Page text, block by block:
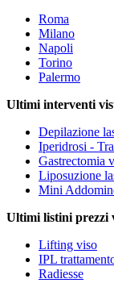
Roma
Milano
Napoli
Torino
Palermo
Ultimi interventi
Depilazione
Iperidrosi -
Gastrectomia
Liposuzione
Mini
Ultimi listini prezzi
Lifting viso
IPL
Radiesse